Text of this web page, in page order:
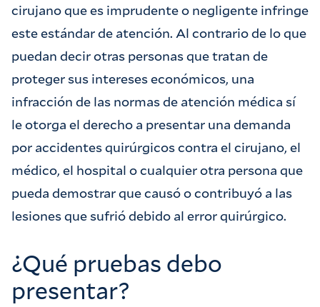
cirujano que es imprudente o negligente infringe
este estándar de atención. Al contrario de lo que
puedan decir otras personas que tratan de
proteger sus intereses económicos, una
infracción de las normas de atención médica sí
le otorga el derecho a presentar una demanda
por accidentes quirúrgicos contra el cirujano, el
médico, el hospital o cualquier otra persona que
pueda demostrar que causó o contribuyó a las
lesiones que sufrió debido al error quirúrgico.
¿Qué pruebas debo
presentar?